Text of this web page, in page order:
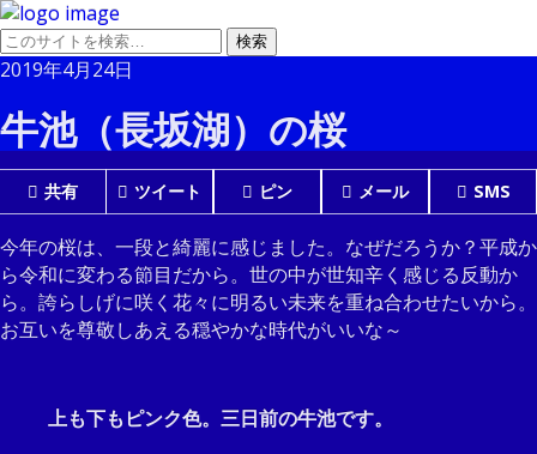
2019年4月24日
牛池（長坂湖）の桜
共有 ツイート ピン メール SMS
今年の桜は、一段と綺麗に感じました。なぜだろうか？平成か
ら令和に変わる節目だから。世の中が世知辛く感じる反動か
ら。誇らしげに咲く花々に明るい未来を重ね合わせたいから。
お互いを尊敬しあえる穏やかな時代がいいな～
上も下もピンク色。三日前の牛池です。